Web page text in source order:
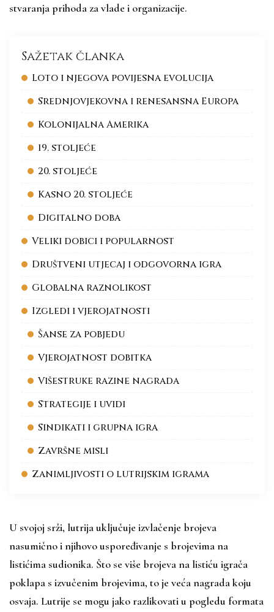
stvaranja prihoda za vlade i organizacije.
Sažetak članka
Loto i njegova povijesna evolucija
Srednjovjekovna i renesansna Europa
Kolonijalna Amerika
19. stoljeće
20. stoljeće
Kasno 20. stoljeće
Digitalno doba
Veliki dobici i popularnost
Društveni utjecaj i odgovorna igra
Globalna raznolikost
Izgledi i vjerojatnosti
Šanse za pobjedu
Vjerojatnost dobitka
Višestruke razine nagrada
Strategije i uvidi
Sindikati i grupna igra
Završne misli
Zanimljivosti o lutrijskim igrama
U svojoj srži, lutrija uključuje izvlačenje brojeva
nasumično i njihovo uspoređivanje s brojevima na
listićima sudionika. Što se više brojeva na listiću igrača
poklapa s izvučenim brojevima, to je veća nagrada koju
osvaja. Lutrije se mogu jako razlikovati u pogledu formata